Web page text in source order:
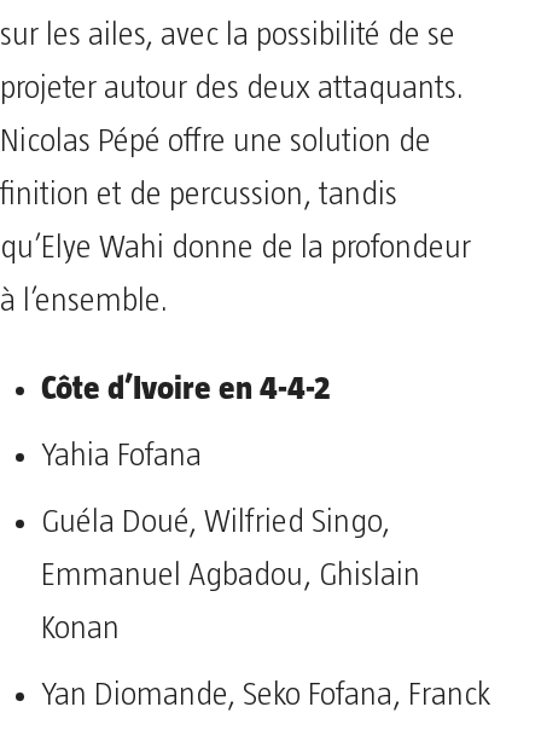
sur les ailes, avec la possibilité de se
projeter autour des deux attaquants.
Nicolas Pépé offre une solution de
finition et de percussion, tandis
qu’Elye Wahi donne de la profondeur
à l’ensemble.
Côte d’Ivoire en 4-4-2
Yahia Fofana
Guéla Doué, Wilfried Singo,
Emmanuel Agbadou, Ghislain
Konan
Yan Diomande, Seko Fofana, Franck